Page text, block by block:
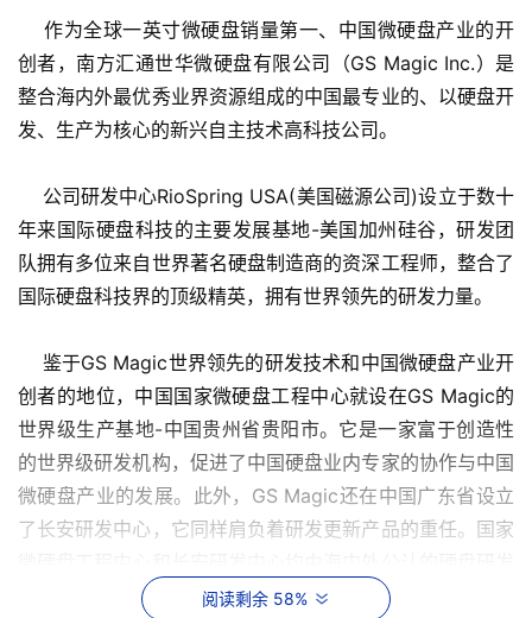
作为全球一英寸微硬盘销量第一、中国微硬盘产业的开
创者，南方汇通世华微硬盘有限公司（GS Magic Inc.）是
整合海内外最优秀业界资源组成的中国最专业的、以硬盘开
发、生产为核心的新兴自主技术高科技公司。
公司研发中心RioSpring USA(美国磁源公司)设立于数十
年来国际硬盘科技的主要发展基地-美国加州硅谷，研发团
队拥有多位来自世界著名硬盘制造商的资深工程师，整合了
国际硬盘科技界的顶级精英，拥有世界领先的研发力量。
鉴于GS Magic世界领先的研发技术和中国微硬盘产业开
创者的地位，中国国家微硬盘工程中心就设在GS Magic的
世界级生产基地-中国贵州省贵阳市。它是一家富于创造性
的世界级研发机构，促进了中国硬盘业内专家的协作与中国
微硬盘产业的发展。此外，GS Magic还在中国广东省设立
了长安研发中心，它同样肩负着研发更新产品的重任。国家
专家经营管理，具备世界一流的研发水平。
阅读剩余 58%